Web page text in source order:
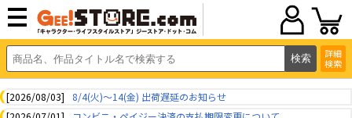
詳細
検索
[2026/08/03]
8/4(火)～14(金) 出荷遅延のお知らせ